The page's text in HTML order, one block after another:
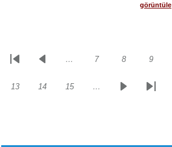
görüntüle
Sayfalama
İlk
Önceki… Sayfa
7 Sayfa
8 Sayfa
9
Sayfa
13 Sayfa
14 Sayfa
15 …
SonrakiSon